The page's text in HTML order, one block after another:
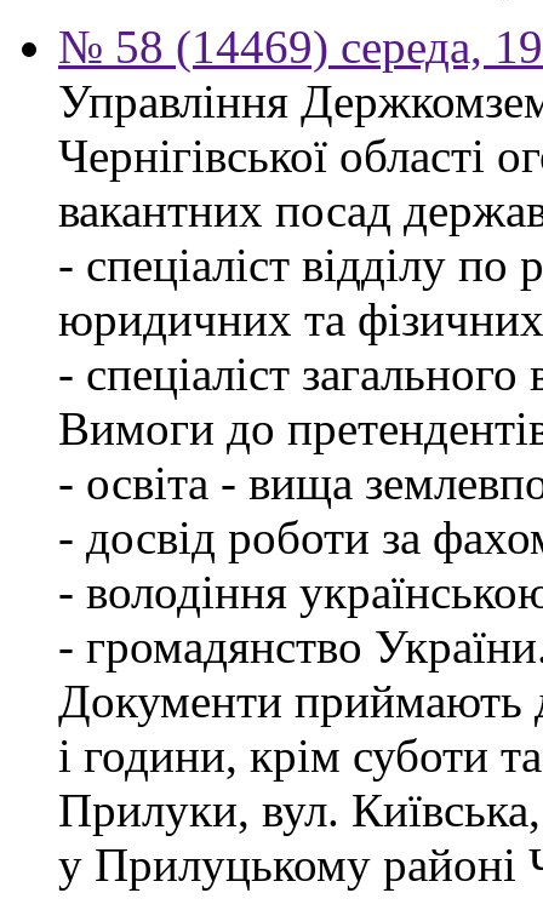
№ 58 (14469) середа,
Управління
Чернігівської області
вакантних посад
- спеціаліст відділу по
юридичних та
- спеціаліст загального
Вимоги до
- освіта - вища
- досвід роботи за
- володіння
- громадянство
Документи приймають
і години, крім суботи
Прилуки, вул.
у Прилуцькому районі